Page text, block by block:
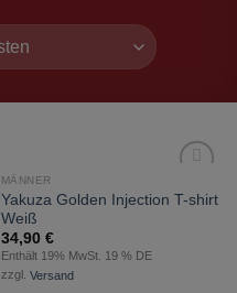
Wunschliste
MÄNNER
Yakuza Golden Injection T-shirt
Weiß
34,90 €
Enthält 19% MwSt. 19 % DE
zzgl. Versand